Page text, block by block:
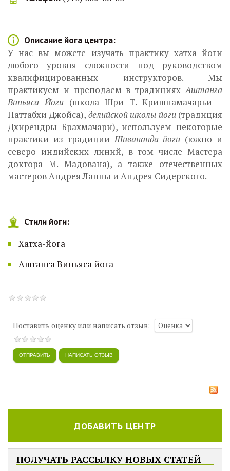
Описание йога центра:
У нас вы можете изучать практику хатха йоги
любого уровня сложности под руководством
квалифицированных инструкторов. Мы
практикуем и преподаем в традицияхАштанга
Виньяса Йоги (школа Шри Т. Кришнамачарьи –
Паттабхи Джойса), делийской школы йоги(традиция
Дхирендры Брахмачари), используем некоторые
практики из традицииШивананда йоги (южно и
северо индийских линий, в том числе Мастера
доктора М. Мадована), а также отечественных
мастеров Андрея Лаппы и Андрея Сидерского.
Стили йоги:
Хатха-йога
Аштанга Виньяса йога
Поставить оценку или написать отзыв:
ДОБАВИТЬ ЦЕНТР
ПОЛУЧАТЬ РАССЫЛКУ НОВЫХ СТАТЕЙ